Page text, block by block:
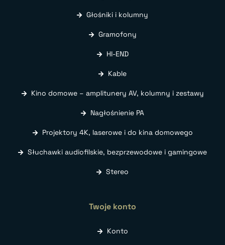
Głośniki i kolumny
Gramofony
HI-END
Kable
Kino domowe – amplitunery AV, kolumny i zestawy
Nagłośnienie PA
Projektory 4K, laserowe i do kina domowego
Słuchawki audiofilskie, bezprzewodowe i gamingowe
Stereo
Twoje konto
Konto